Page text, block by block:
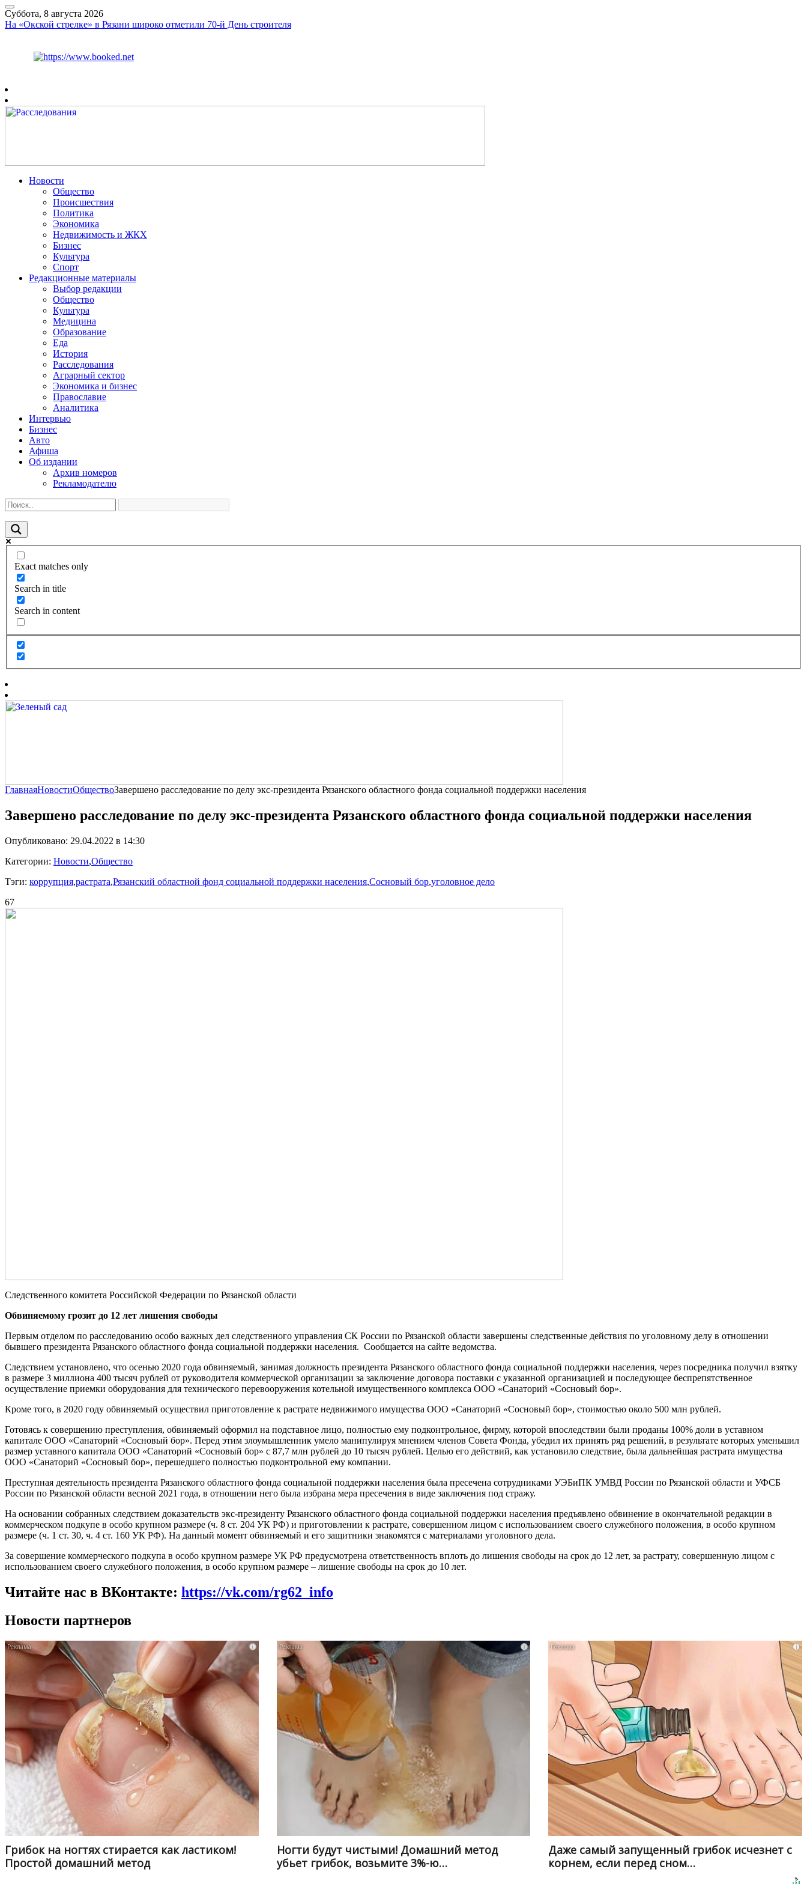
Суббота, 8 августа 2026
На «Окской стрелке» в Рязани широко отметили 70-й День строителя
Новости
Общество
Происшествия
Политика
Экономика
Недвижимость и ЖКХ
Бизнес
Культура
Спорт
Редакционные материалы
Выбор редакции
Общество
Культура
Медицина
Образование
Еда
История
Расследования
Аграрный сектор
Экономика и бизнес
Православие
Аналитика
Интервью
Бизнес
Авто
Афиша
Об издании
Архив номеров
Рекламодателю
Exact matches only
Search in title
Search in content
ГлавнаяНовостиОбществоЗавершено расследование по делу экс-президента Рязанского областного фонда социальной поддержки населения
Завершено расследование по делу экс-президента Рязанского областного фонда социальной поддержки населения
Опубликовано: 29.04.2022 в 14:30
Категории: Новости,Общество
Тэги: коррупция,растрата,Рязанский областной фонд социальной поддержки населения,Сосновый бор,уголовное дело
67
Следственного комитета Российской Федерации по Рязанской области
Обвиняемому грозит до 12 лет лишения свободы
Первым отделом по расследованию особо важных дел следственного управления СК России по Рязанской области завершены следственные действия по уголовному делу в отношении
бывшего президента Рязанского областного фонда социальной поддержки населения. Сообщается на сайте ведомства.
Следствием установлено, что осенью 2020 года обвиняемый, занимая должность президента Рязанского областного фонда социальной поддержки населения, через посредника получил взятку
в размере 3 миллиона 400 тысяч рублей от руководителя коммерческой организации за заключение договора поставки с указанной организацией и последующее беспрепятственное
осуществление приемки оборудования для технического перевооружения котельной имущественного комплекса ООО «Санаторий «Сосновый бор».
Кроме того, в 2020 году обвиняемый осуществил приготовление к растрате недвижимого имущества ООО «Санаторий «Сосновый бор», стоимостью около 500 млн рублей.
Готовясь к совершению преступления, обвиняемый оформил на подставное лицо, полностью ему подконтрольное, фирму, которой впоследствии были проданы 100% доли в уставном
капитале ООО «Санаторий «Сосновый бор». Перед этим злоумышленник умело манипулируя мнением членов Совета Фонда, убедил их принять ряд решений, в результате которых уменьшил
размер уставного капитала ООО «Санаторий «Сосновый бор» с 87,7 млн рублей до 10 тысяч рублей. Целью его действий, как установило следствие, была дальнейшая растрата имущества
ООО «Санаторий «Сосновый бор», перешедшего полностью подконтрольной ему компании.
Преступная деятельность президента Рязанского областного фонда социальной поддержки населения была пресечена сотрудниками УЭБиПК УМВД России по Рязанской области и УФСБ
России по Рязанской области весной 2021 года, в отношении него была избрана мера пресечения в виде заключения под стражу.
На основании собранных следствием доказательств экс-президенту Рязанского областного фонда социальной поддержки населения предъявлено обвинение в окончательной редакции в
коммерческом подкупе в особо крупном размере (ч. 8 ст. 204 УК РФ) и приготовлении к растрате, совершенном лицом с использованием своего служебного положения, в особо крупном
размере (ч. 1 ст. 30, ч. 4 ст. 160 УК РФ). На данный момент обвиняемый и его защитники знакомятся с материалами уголовного дела.
За совершение коммерческого подкупа в особо крупном размере УК РФ предусмотрена ответственность вплоть до лишения свободы на срок до 12 лет, за растрату, совершенную лицом с
использованием своего служебного положения, в особо крупном размере – лишение свободы на срок до 10 лет.
Читайте нас в ВКонтакте: https://vk.com/rg62_info
Новости партнеров
i
Грибок на ногтях стирается как ластиком!
Простой домашний метод
i
Ногти будут чистыми! Домашний метод
убьет грибок, возьмите 3%-ю…
i
Даже самый запущенный грибок исчезнет с
корнем, если перед сном…